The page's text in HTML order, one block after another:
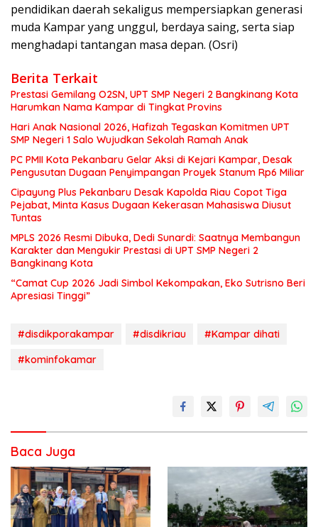
pendidikan daerah sekaligus mempersiapkan generasi
muda Kampar yang unggul, berdaya saing, serta siap
menghadapi tantangan masa depan. (Osri)
Berita Terkait
Prestasi Gemilang O2SN, UPT SMP Negeri 2 Bangkinang Kota
Harumkan Nama Kampar di Tingkat Provins
Hari Anak Nasional 2026, Hafizah Tegaskan Komitmen UPT
SMP Negeri 1 Salo Wujudkan Sekolah Ramah Anak
PC PMII Kota Pekanbaru Gelar Aksi di Kejari Kampar, Desak
Pengusutan Dugaan Penyimpangan Proyek Stanum Rp6 Miliar
Cipayung Plus Pekanbaru Desak Kapolda Riau Copot Tiga
Pejabat, Minta Kasus Dugaan Kekerasan Mahasiswa Diusut
Tuntas
MPLS 2026 Resmi Dibuka, Dedi Sunardi: Saatnya Membangun
Karakter dan Mengukir Prestasi di UPT SMP Negeri 2
Bangkinang Kota
“Camat Cup 2026 Jadi Simbol Kekompakan, Eko Sutrisno Beri
Apresiasi Tinggi”
#disdikporakampar #disdikriau
#Kampar dihati
#kominfokamar
Baca Juga